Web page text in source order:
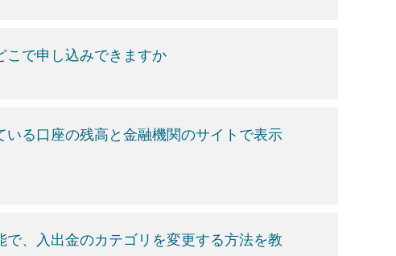
こで申し込みできますか
いる口座の残高と金融機関のサイトで表示
で、入出金のカテゴリを変更する方法を教